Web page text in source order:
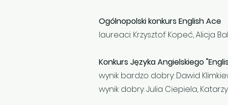
Ogólnopolski konkurs English Ace
laureaci: Krzysztof Kopeć, Alicja
Konkurs Języka Angielskiego
wynik bardzo dobry: Dawid
wynik dobry: Julia Ciepiela,